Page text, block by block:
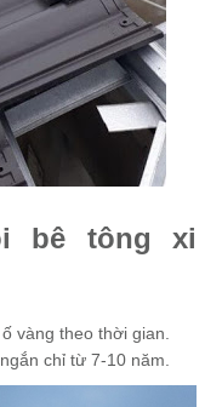
bê tông xi
vàng theo thời gian.
chỉ từ 7-10 năm.